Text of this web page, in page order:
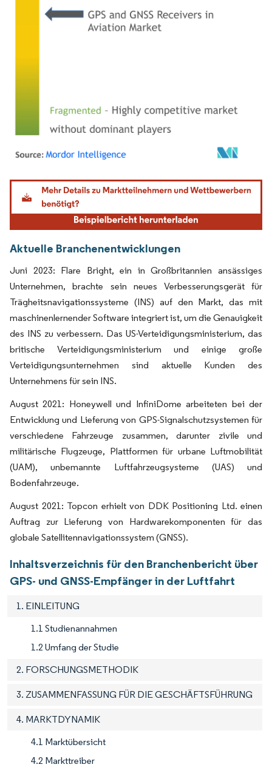
Bild © Mordor Intelligence. Wiederverwendung erfordert Namensnennung gemäß
Aktuelle Branchenentwicklungen
Juni 2023: Flare Bright, ein in Großbritannien ansässiges
Unternehmen, brachte sein neues Verbesserungsgerät für
Trägheitsnavigationssysteme (INS) auf den Markt, das mit
maschinenlernender Software integriert ist, um die Genauigkeit
des INS zu verbessern. Das US-Verteidigungsministerium, das
britische Verteidigungsministerium und einige große
Verteidigungsunternehmen sind aktuelle Kunden des
Unternehmens für sein INS.
August 2021: Honeywell und InfiniDome arbeiteten bei der
Entwicklung und Lieferung von GPS-Signalschutzsystemen für
verschiedene Fahrzeuge zusammen, darunter zivile und
militärische Flugzeuge, Plattformen für urbane Luftmobilität
(UAM), unbemannte Luftfahrzeugsysteme (UAS) und
Bodenfahrzeuge.
August 2021: Topcon erhielt von DDK Positioning Ltd. einen
Auftrag zur Lieferung von Hardwarekomponenten für das
globale Satellitennavigationssystem (GNSS).
Inhaltsverzeichnis für den Branchenbericht über
GPS- und GNSS-Empfänger in der Luftfahrt
1. EINLEITUNG
1.1 Studienannahmen
1.2 Umfang der Studie
2. FORSCHUNGSMETHODIK
3. ZUSAMMENFASSUNG FÜR DIE GESCHÄFTSFÜHRUNG
4. MARKTDYNAMIK
4.1 Marktübersicht
4.2 Markttreiber